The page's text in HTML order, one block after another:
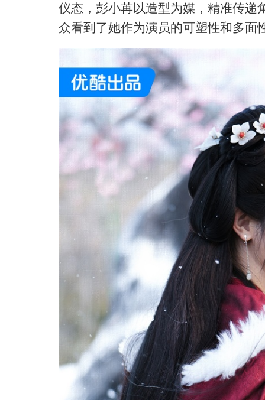
仪态，彭小苒以造型为媒，精准传递
众看到了她作为演员的可塑性和多面